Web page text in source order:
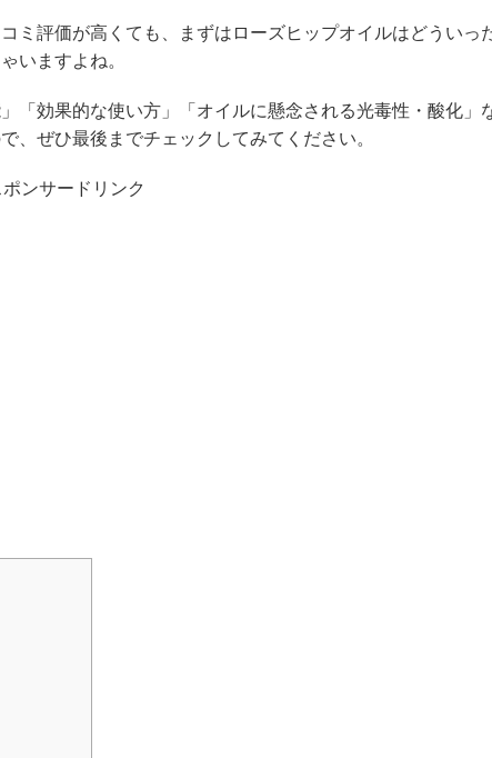
ミ評価が高くても、まずはローズヒップオイルはどういっ
いますよね。
「効果的な使い方」「オイルに懸念される光毒性・酸化」
、ぜひ最後までチェックしてみてください。
ポンサードリンク